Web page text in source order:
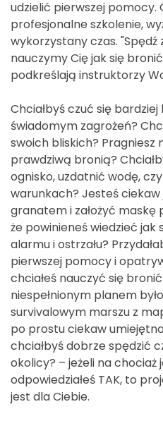
udzielić pierwszej pomocy.
profesjonalne szkolenie,
wykorzystany czas.
nauczymy Cię jak się
podkreślają instruktorzy
Chciałbyś czuć się
świadomym zagrożeń?
swoich bliskich? Pragniesz
prawdziwą bronią?
ognisko, uzdatnić wodę,
warunkach? Jesteś
granatem i założyć maskę
że powinieneś wiedzieć jak
alarmu i ostrzału?
pierwszej pomocy i
chciałeś nauczyć się
niespełnionym planem
survivalowym marszu z
po prostu ciekaw
chciałbyś dobrze spędzić
okolicy? – jeżeli na chociaż
odpowiedziałeś TAK, to
jest dla Ciebie.